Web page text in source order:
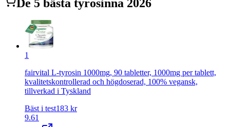
De 5 bästa tyrosinna 2026
1
fairvital L-tyrosin 1000mg, 90 tabletter, 1000mg per tablett,
kvalitetskontrollerad och högdoserad, 100% vegansk,
tillverkad i Tyskland
Bäst i test183 kr
9.61